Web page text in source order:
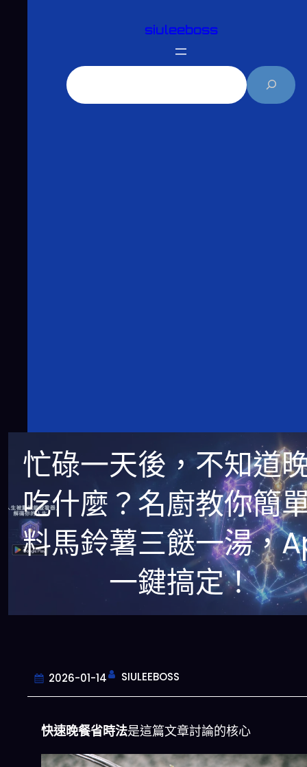
siuleeboss
忙碌一天後，不知道
吃什麼？名廚教你簡
料馬鈴薯三餸一湯，
一鍵搞定！
2026-01-14 SIULEEBOSS
快速晚餐省時法是這篇文章討論的核心